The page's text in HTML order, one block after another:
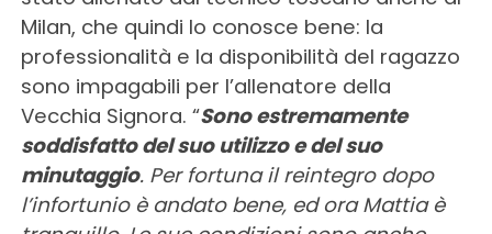
Milan, che quindi lo conosce bene: la
professionalità e la disponibilità del ragazzo
sono impagabili per l’allenatore della
Vecchia Signora. “Sono estremamente
soddisfatto del suo utilizzo e del suo
minutaggio. Per fortuna il reintegro dopo
l’infortunio è andato bene, ed ora Mattia è